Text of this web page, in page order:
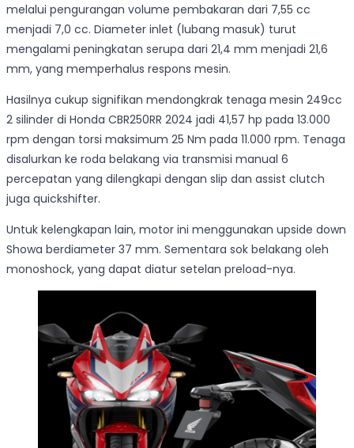
melalui pengurangan volume pembakaran dari 7,55 cc
menjadi 7,0 cc. Diameter inlet (lubang masuk) turut
mengalami peningkatan serupa dari 21,4 mm menjadi 21,6
mm, yang memperhalus respons mesin.
Hasilnya cukup signifikan mendongkrak tenaga mesin 249cc
2 silinder di Honda CBR250RR 2024 jadi 41,57 hp pada 13.000
rpm dengan torsi maksimum 25 Nm pada 11.000 rpm. Tenaga
disalurkan ke roda belakang via transmisi manual 6
percepatan yang dilengkapi dengan slip dan assist clutch
juga quickshifter.
Untuk kelengkapan lain, motor ini menggunakan upside down
Showa berdiameter 37 mm. Sementara sok belakang oleh
monoshock, yang dapat diatur setelan preload-nya.